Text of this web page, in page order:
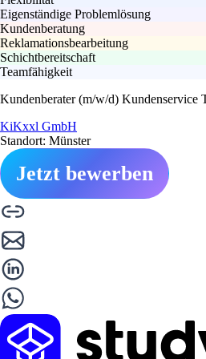
Eigenständige Problemlösung
Kundenberatung
Reklamationsbearbeitung
Schichtbereitschaft
Teamfähigkeit
Kundenberater (m/w/d) Kundenservice
KiKxxl GmbH
Standort: Münster
Jetzt bewerben